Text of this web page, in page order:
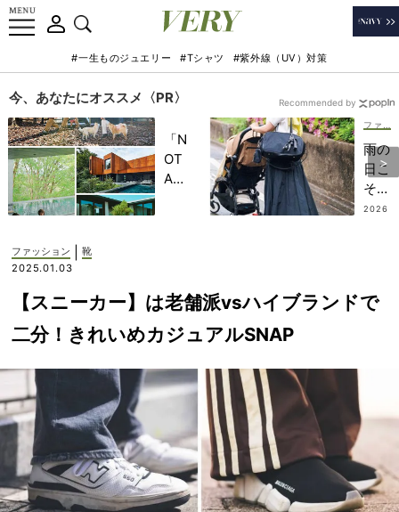
#一生ものジュエリー #Tシャツ #紫外線（UV）対策
今、あなたにオススメ〈PR〉
「N
OT
A
記憶
に一
生残
【極
上の
旅】
を
雨の
日こ
そ
「気
ー
実用
性と
オシ
2026
Recommended by
ファッション
靴
2025.01.03
【スニーカー】は老舗派vsハイブランドで
二分！きれいめカジュアルSNAP